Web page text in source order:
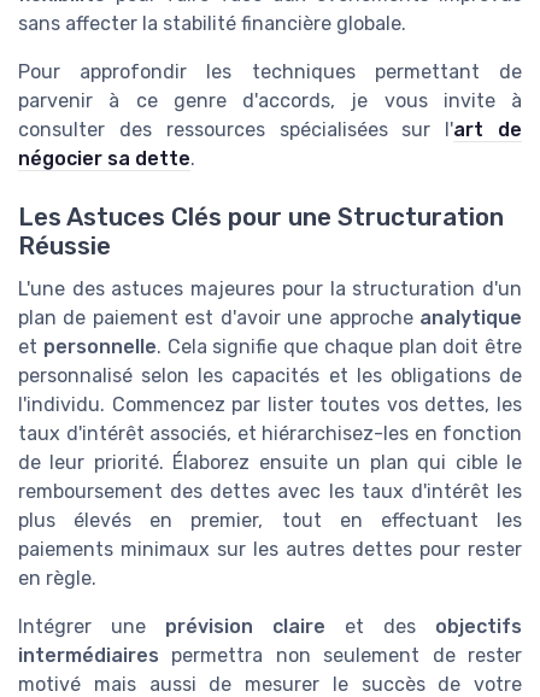
sans affecter la stabilité financière globale.
Pour approfondir les techniques permettant de
parvenir à ce genre d'accords, je vous invite à
consulter des ressources spécialisées sur l'art de
négocier sa dette.
Les Astuces Clés pour une Structuration
Réussie
L'une des astuces majeures pour la structuration d'un
plan de paiement est d'avoir une approche analytique
et personnelle. Cela signifie que chaque plan doit être
personnalisé selon les capacités et les obligations de
l'individu. Commencez par lister toutes vos dettes, les
taux d'intérêt associés, et hiérarchisez-les en fonction
de leur priorité. Élaborez ensuite un plan qui cible le
remboursement des dettes avec les taux d'intérêt les
plus élevés en premier, tout en effectuant les
paiements minimaux sur les autres dettes pour rester
en règle.
Intégrer une prévision claire et des objectifs
intermédiaires permettra non seulement de rester
motivé mais aussi de mesurer le succès de votre